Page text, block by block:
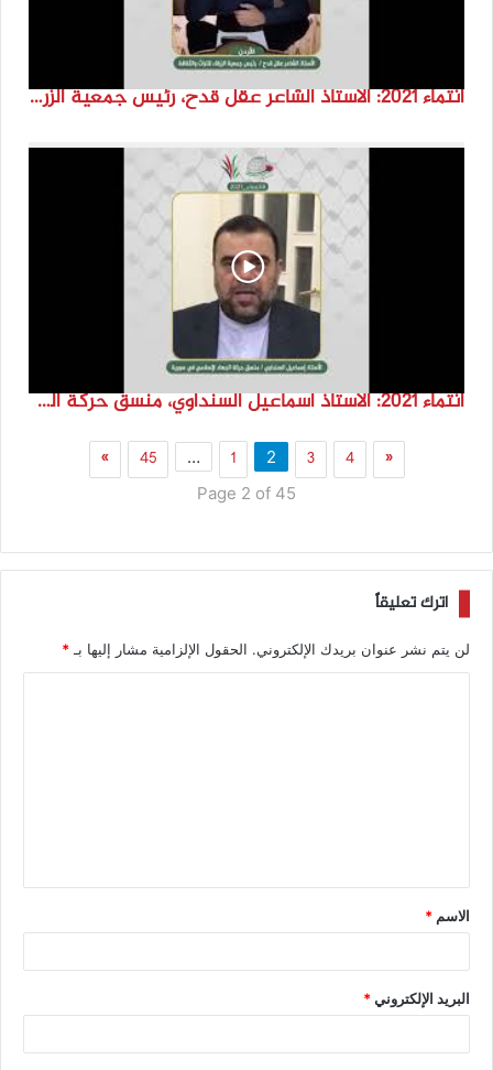
انتماء 2021: الاستاذ الشاعر عقل قدح، رئيس جمعية الزرقاء للتراث والثقافة، الاردن
انتماء 2021: الاستاذ اسماعيل السنداوي، منسق حركة الجهاد الاسلامي في سوريا
«
1 2 3 4
…
45
»
Page 2 of 45
اترك تعليقاً
لن يتم نشر عنوان بريدك الإلكتروني. الحقول الإلزامية مشار إليها بـ *
الاسم *
البريد الإلكتروني*